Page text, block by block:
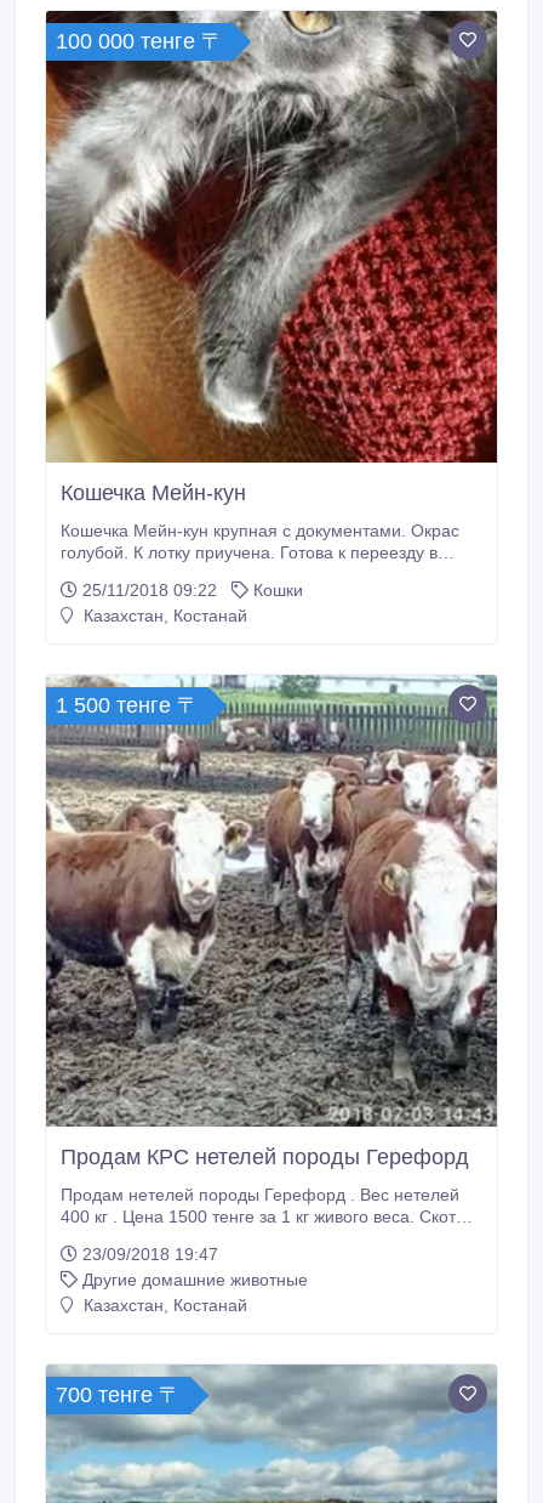
100 000 тенге 〒
Кошечка Мейн-кун
Кошечка Мейн-кун крупная с документами. Окрас
голубой. К лотку приучена. Готова к переезду в
25/11/2018 09:22
Кошки
Казахстан, Костанай
1 500 тенге 〒
Продам КРС нетелей породы Герефорд
Продам нетелей породы Герефорд . Вес нетелей
400 кг . Цена 1500 тенге за 1 кг живого веса. Скот
23/09/2018 19:47
Другие домашние животные
Казахстан, Костанай
700 тенге 〒